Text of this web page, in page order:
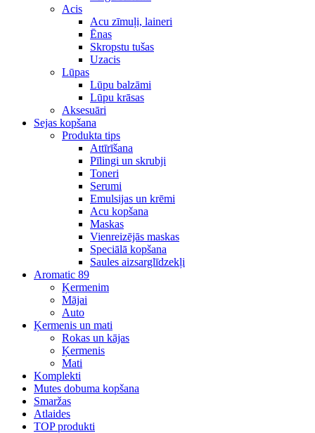
Acis
Acu zīmuļi, laineri
Ēnas
Skropstu tušas
Uzacis
Lūpas
Lūpu balzāmi
Lūpu krāsas
Aksesuāri
Sejas kopšana
Produkta tips
Attīrīšana
Pīlingi un skrubji
Toneri
Serumi
Emulsijas un krēmi
Acu kopšana
Maskas
Vienreizējās maskas
Speciālā kopšana
Saules aizsarglīdzekļi
Aromatic 89
Ķermenim
Mājai
Auto
Ķermenis un mati
Rokas un kājas
Ķermenis
Mati
Komplekti
Mutes dobuma kopšana
Smaržas
Atlaides
TOP produkti